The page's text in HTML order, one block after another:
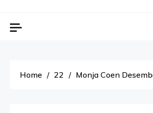
Home 22 Monja Coen